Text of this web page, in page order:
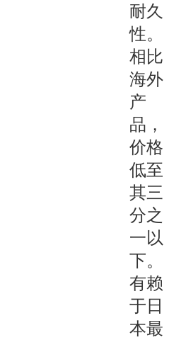
耐久
性。
相比
海外
产
品，
价格
低至
其三
分之
一以
下。
有赖
于日
本最